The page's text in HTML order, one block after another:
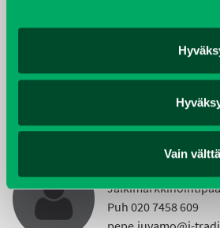
Vain
KIMMO
Taajama- ja
Vuokrakoneet
Puh 020 7458 609